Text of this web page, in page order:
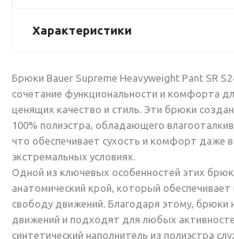
Характеристики
Брюки Bauer Supreme Heavyweight Pant SR
сочетание функциональности и комфорта
ценящих качество и стиль. Эти брюки
100% полиэстра, обладающего
что обеспечивает сухость и комфорт даже
экстремальных условиях.
Одной из ключевых особенностей этих брюк
анатомический крой, который обеспечивает
свободу движений. Благодаря этому, брюки
движений и подходят для любых
синтетический наполнитель из полиэстра